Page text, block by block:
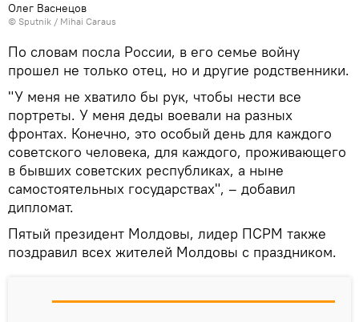
Олег Васнецов
© Sputnik / Mihai Caraus
По словам посла России, в его семье войну
прошел не только отец, но и другие родственники.
"У меня не хватило бы рук, чтобы нести все
портреты. У меня деды воевали на разных
фронтах. Конечно, это особый день для каждого
советского человека, для каждого, проживающего
в бывших советских республиках, а ныне
самостоятельных государствах", – добавил
дипломат.
Пятый президент Молдовы, лидер ПСРМ также
поздравил всех жителей Молдовы с праздником.